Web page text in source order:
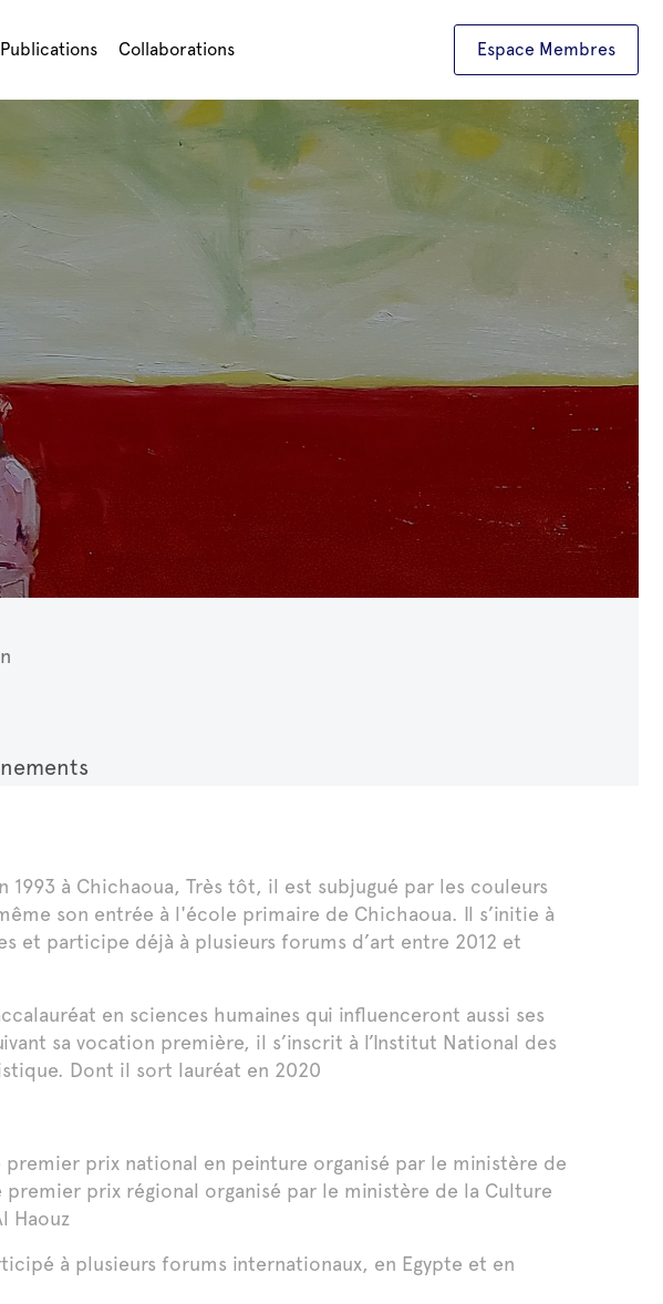
Publications Collaborations Espace Membres
1993 à Chichaoua, Très tôt, il est subjugué par les couleurs
son entrée à l'école primaire de Chichaoua. Il s’initie à
et participe déjà à plusieurs forums d’art entre 2012 et
en sciences humaines qui influenceront aussi ses
sa vocation première, il s’inscrit à l’Institut National des
Dont il sort lauréat en 2020
prix national en peinture organisé par le ministère de
premier prix régional organisé par le ministère de la Culture
Haouz
à plusieurs forums internationaux, en Egypte et en